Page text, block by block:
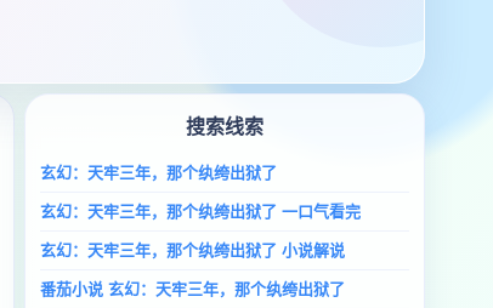
搜索线索
玄幻：天牢三年，那个纨绔出狱了
玄幻：天牢三年，那个纨绔出狱了 一口气看完
玄幻：天牢三年，那个纨绔出狱了 小说解说
番茄小说 玄幻：天牢三年，那个纨绔出狱了